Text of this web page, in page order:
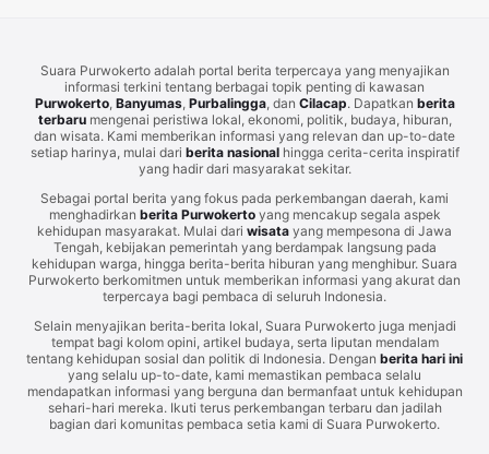
Suara Purwokerto adalah portal berita terpercaya yang menyajikan
informasi terkini tentang berbagai topik penting di kawasan
Purwokerto, Banyumas, Purbalingga, dan Cilacap. Dapatkan berita
terbarumengenai peristiwa lokal, ekonomi, politik, budaya, hiburan,
dan wisata. Kami memberikan informasi yang relevan dan up-to-date
setiap harinya, mulai dari berita nasionalhingga cerita-cerita inspiratif
yang hadir dari masyarakat sekitar.
Sebagai portal berita yang fokus pada perkembangan daerah, kami
menghadirkan berita Purwokertoyang mencakup segala aspek
kehidupan masyarakat. Mulai dari wisata yang mempesona di Jawa
Tengah, kebijakan pemerintah yang berdampak langsung pada
kehidupan warga, hingga berita-berita hiburan yang menghibur. Suara
Purwokerto berkomitmen untuk memberikan informasi yang akurat dan
terpercaya bagi pembaca di seluruh Indonesia.
Selain menyajikan berita-berita lokal, Suara Purwokerto juga menjadi
tempat bagi kolom opini, artikel budaya, serta liputan mendalam
tentang kehidupan sosial dan politik di Indonesia. Dengan berita hari ini
yang selalu up-to-date, kami memastikan pembaca selalu
mendapatkan informasi yang berguna dan bermanfaat untuk kehidupan
sehari-hari mereka. Ikuti terus perkembangan terbaru dan jadilah
bagian dari komunitas pembaca setia kami di Suara Purwokerto.